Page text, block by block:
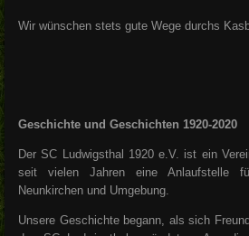
Wir wünschen stets gute Wege durchs
Geschichte und Geschichten 1920-2020
Der SC Ludwigsthal 1920 e.V. ist ein
seit vielen Jahren eine Anlaufstelle
Neunkirchen und Umgebung.
Unsere Geschichte begann, als sich